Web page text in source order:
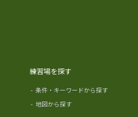
練習場を探す
- 条件・キーワードから探す
- 地図から探す